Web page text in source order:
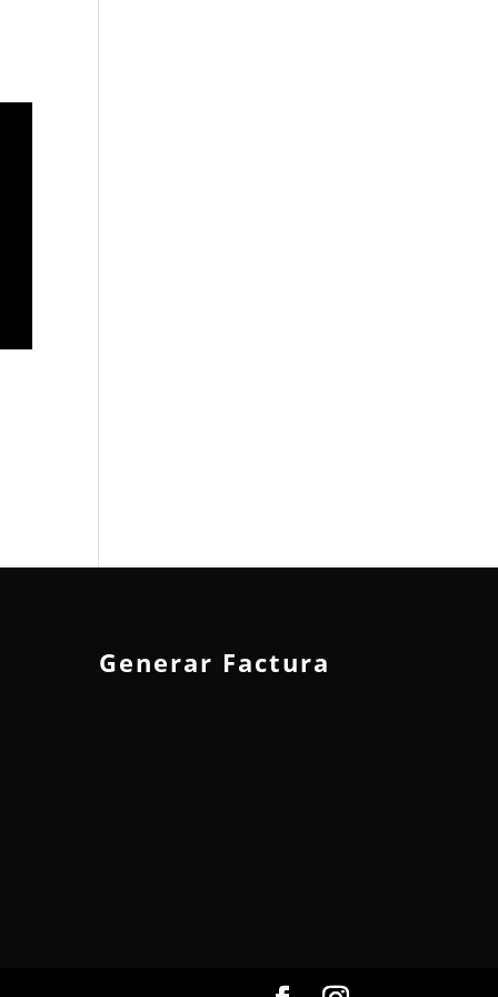
Generar Factura